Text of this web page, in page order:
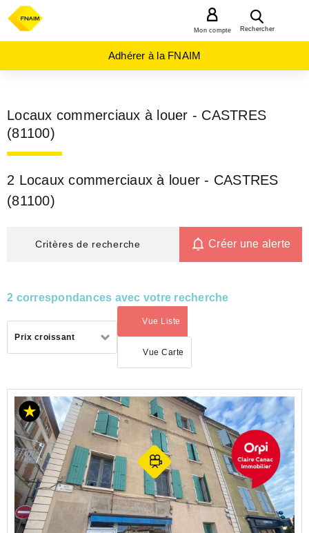
Rechercher
Mon compte
Adhérer à la FNAIM
Locaux commerciaux à louer - CASTRES
(81100)
2 Locaux commerciaux à louer - CASTRES
(81100)
Critères de recherche Créer une alerte
2 correspondances avec votre recherche
Prix croissant
Vue Liste
(activé)
Vue Carte
LOCATION
COMMERCE
OCCITANIE
TARN
(81)
CASTRES
(81100)